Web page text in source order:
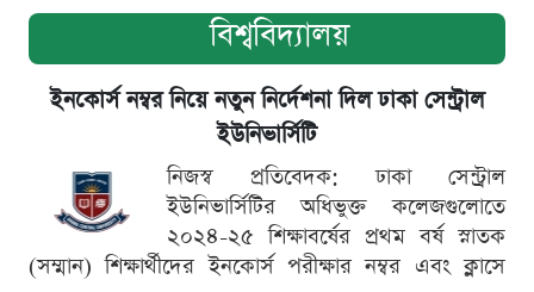
বিশ্ববিদ্যালয়
ইনকোর্স নম্বর নিয়ে নতুন নির্দেশনা দিল ঢাকা সেন্ট্রাল
ইউনিভার্সিটি
নিজস্ব প্রতিবেদক: ঢাকা সেন্ট্রাল
ইউনিভার্সিটির অধিভুক্ত কলেজগুলোতে
২০২৪-২৫ শিক্ষাবর্ষের প্রথম বর্ষ স্নাতক
(সম্মান) শিক্ষার্থীদের ইনকোর্স পরীক্ষার নম্বর এবং ক্লাসে